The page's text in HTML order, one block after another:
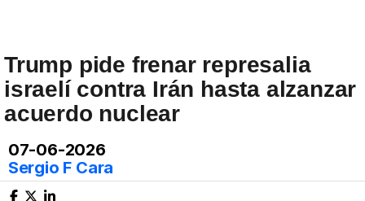
Trump pide frenar represalia
israelí contra Irán hasta alzanzar
acuerdo nuclear
07-06-2026
Sergio F Cara